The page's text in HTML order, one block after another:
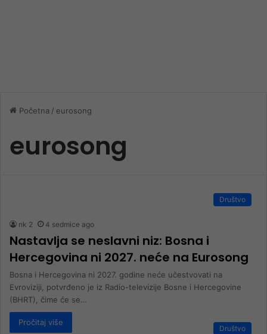
Početna / eurosong
eurosong
Društvo
nk 2 4 sedmice ago
Nastavlja se neslavni niz: Bosna i
Hercegovina ni 2027. neće na Eurosong
Bosna i Hercegovina ni 2027. godine neće učestvovati na
Evroviziji, potvrđeno je iz Radio-televizije Bosne i Hercegovine
(BHRT), čime će se…
Pročitaj više
Društvo